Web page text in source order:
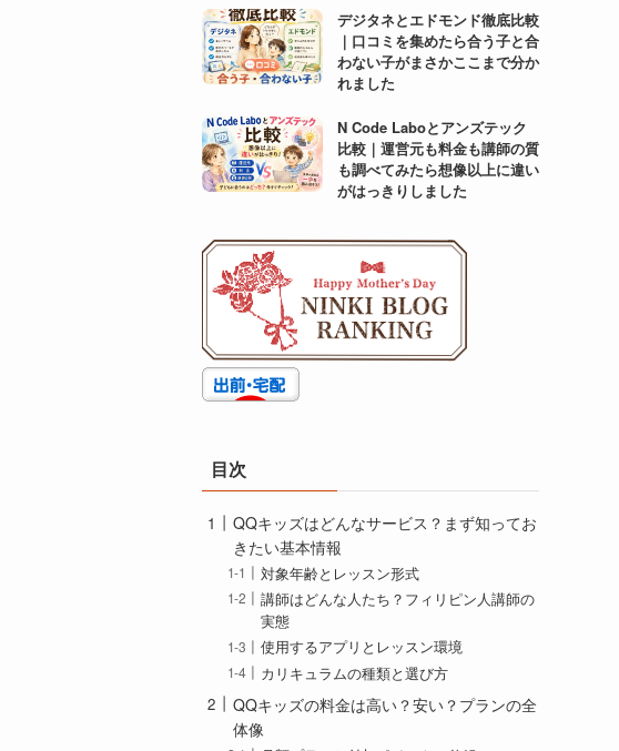
デジタネとエドモンド徹底比較
｜口コミを集めたら合う子と合
わない子がまさかここまで分か
れました
N Code Laboとアンズテック
比較｜運営元も料金も講師の質
も調べてみたら想像以上に違い
がはっきりしました
目次
QQキッズはどんなサービス？まず知ってお
きたい基本情報
対象年齢とレッスン形式
講師はどんな人たち？フィリピン人講師の
実態
使用するアプリとレッスン環境
カリキュラムの種類と選び方
QQキッズの料金は高い？安い？プランの全
体像